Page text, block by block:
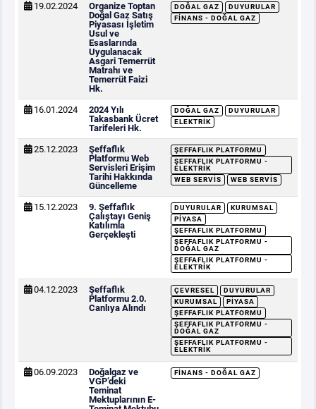
19.02.2024
Organize Toptan
Doğal Gaz Satış
Piyasası İşletim
Usul ve
Esaslarında
Uygulanacak
Asgari Temerrüt
Matrahı ve
Temerrüt Faizi
Hk.
DOĞAL GAZ
DUYURULAR
FINANS - DOĞAL GAZ
16.01.2024
2024 Yılı
Takasbank Ücret
Tarifeleri Hk.
DOĞAL GAZ
DUYURULAR
ELEKTRIK
25.12.2023
Şeffaflık
Platformu Web
Servisleri Erişim
Tarihi Hakkında
Güncelleme
ŞEFFAFLIK PLATFORMU
ŞEFFAFLIK PLATFORMU -
ELEKTRIK
WEB SERVIS
WEB SERVIS
15.12.2023
9. Şeffaflık
Çalıştayı Geniş
Katılımla
Gerçekleşti
DUYURULAR
KURUMSAL
PIYASA
ŞEFFAFLIK PLATFORMU
ŞEFFAFLIK PLATFORMU -
DOĞAL GAZ
ŞEFFAFLIK PLATFORMU -
ELEKTRIK
04.12.2023
Şeffaflık
Platformu 2.0.
Canlıya Alındı
ÇEVRESEL
DUYURULAR
KURUMSAL
PIYASA
ŞEFFAFLIK PLATFORMU
ŞEFFAFLIK PLATFORMU -
DOĞAL GAZ
ŞEFFAFLIK PLATFORMU -
ELEKTRIK
06.09.2023
Doğalgaz ve
VGP’deki
Teminat
Mektuplarının E-
FINANS - DOĞAL GAZ